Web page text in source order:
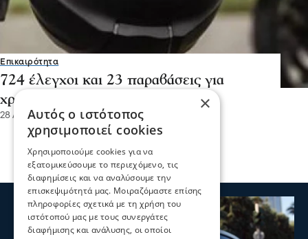
Επικαιρότητα
724 έλεγχοι και 23 παραβάσεις για
χρήση προστατευτικού κράνους
28 Απρ 2026, 20:21
×
Αυτός ο ιστότοπος
χρησιμοποιεί cookies
Χρησιμοποιούμε cookies για να
εξατομικεύσουμε το περιεχόμενο, τις
διαφημίσεις και να αναλύσουμε την
επισκεψιμότητά μας. Μοιραζόμαστε επίσης
πληροφορίες σχετικά με τη χρήση του
ιστότοπού μας με τους συνεργάτες
διαφήμισης και ανάλυσης, οι οποίοι